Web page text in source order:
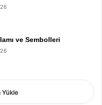
ve Sembolleri
Yükle